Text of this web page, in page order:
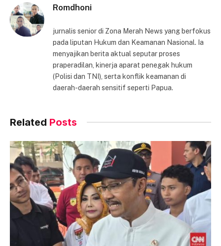
Romdhoni
jurnalis senior di Zona Merah News yang berfokus
pada liputan Hukum dan Keamanan Nasional. Ia
menyajikan berita aktual seputar proses
praperadilan, kinerja aparat penegak hukum
(Polisi dan TNI), serta konflik keamanan di
daerah-daerah sensitif seperti Papua.
Related Posts